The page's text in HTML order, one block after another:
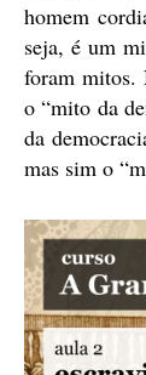
homem
seja, é um
foram mitos.
o “mito da
da
mas sim o